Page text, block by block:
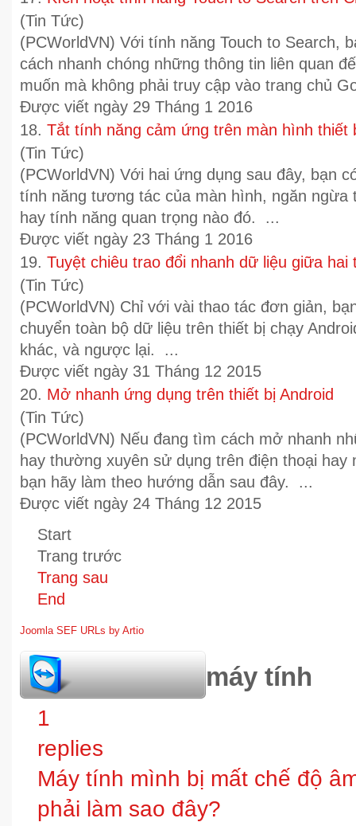
(Tin Tức)
(PCWorldVN) Với tính năng Touch to Search,
cách nhanh chóng những thông tin liên quan
muốn mà không phải truy cập vào trang chủ
Được viết ngày 29 Tháng 1 2016
18. Tắt tính năng cảm ứng trên màn hình thiết
(Tin Tức)
(PCWorldVN) Với hai ứng dụng sau đây, bạn
tính năng tương tác của màn hình, ngăn ngừa
hay tính năng quan trọng nào đó. ...
Được viết ngày 23 Tháng 1 2016
19. Tuyệt chiêu trao đổi nhanh dữ liệu giữa hai
(Tin Tức)
(PCWorldVN) Chỉ với vài thao tác đơn giản,
chuyển toàn bộ dữ liệu trên thiết bị chạy
khác, và ngược lại. ...
Được viết ngày 31 Tháng 12 2015
20. Mở nhanh ứng dụng trên thiết bị Android
(Tin Tức)
(PCWorldVN) Nếu đang tìm cách mở nhanh
hay thường xuyên sử dụng trên điện thoại hay
bạn hãy làm theo hướng dẫn sau đây. ...
Được viết ngày 24 Tháng 12 2015
Start
Trang trước
Trang sau
End
Joomla SEF URLs by Artio
hỏi đáp bảo trì máy tính
1
replies
Máy tính mình bị mất chế độ
phải làm sao đây?